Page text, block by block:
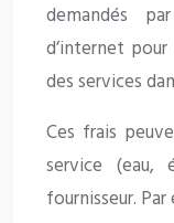
demandés
d’internet
des services
Ces frais
service (eau,
fournisseur.